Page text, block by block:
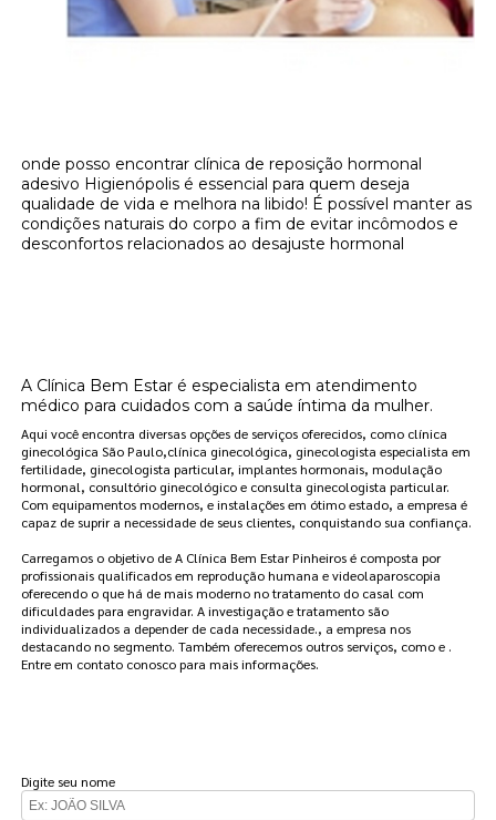
onde posso encontrar clínica de reposição hormonal
adesivo Higienópolis é essencial para quem deseja
qualidade de vida e melhora na libido! É possível manter as
condições naturais do corpo a fim de evitar incômodos e
desconfortos relacionados ao desajuste hormonal
A Clínica Bem Estar é especialista em atendimento
médico para cuidados com a saúde íntima da mulher.
Aqui você encontra diversas opções de serviços oferecidos, como clínica
ginecológica São Paulo,clínica ginecológica, ginecologista especialista em
fertilidade, ginecologista particular, implantes hormonais, modulação
hormonal, consultório ginecológico e consulta ginecologista particular.
Com equipamentos modernos, e instalações em ótimo estado, a empresa é
capaz de suprir a necessidade de seus clientes, conquistando sua confiança.
Carregamos o objetivo de A Clínica Bem Estar Pinheiros é composta por
profissionais qualificados em reprodução humana e videolaparoscopia
oferecendo o que há de mais moderno no tratamento do casal com
dificuldades para engravidar. A investigação e tratamento são
individualizados a depender de cada necessidade., a empresa nos
destacando no segmento. Também oferecemos outros serviços, como e .
Entre em contato conosco para mais informações.
Digite seu nome